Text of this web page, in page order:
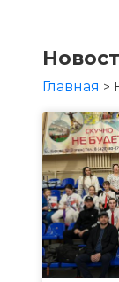
Главная >